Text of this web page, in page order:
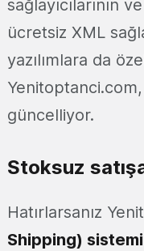
sağlayıcılarının
ücretsiz XML
yazılımlara da
güncelliyor.
Stoksuz
Hatırlarsanız
Shipping)